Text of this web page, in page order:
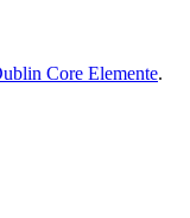
Core Elemente.